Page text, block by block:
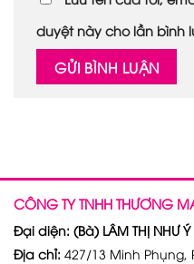
duyệt này cho lần bình
CÔNG TY TNHH THƯƠNG
Đại diện: (Bà) LÂM THỊ NHƯ Ý
Địa chỉ: 427/13 Minh Phụng,